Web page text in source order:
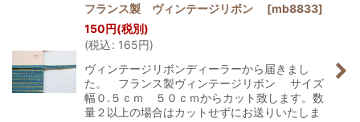
フランス製 ヴィンテージリボン [mb8833]
150円(税別)
(税込: 165円)
ヴィンテージリボンディーラーから届きまし
た。 フランス製ヴィンテージリボン サイズ
幅０.５ｃｍ ５０ｃｍからカット致します。数
量２以上の場合はカットせずにお送りいたしま